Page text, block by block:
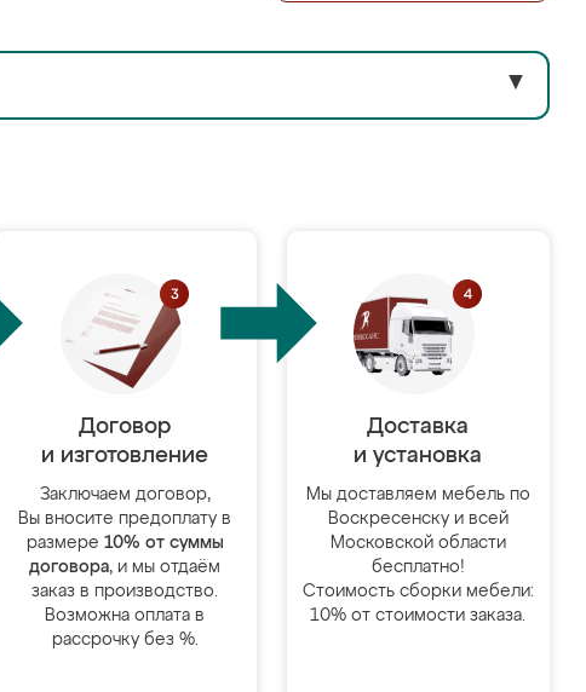
▼
Договор
и изготовление
Заключаем договор,
Вы вносите предоплату в
размере 10% от суммы
договора, и мы отдаём
заказ в производство.
Возможна оплата в
рассрочку без %.
Доставка
и установка
Мы доставляем мебель по
Воскресенску и всей
Московской области
бесплатно!
Стоимость сборки мебели:
10% от стоимости заказа.